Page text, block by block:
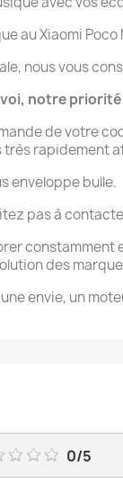
au Xiaomi Poco
nous vous
notre priorité
de votre
rapidement
enveloppe bulle.
pas à
des
envie, un
0/5